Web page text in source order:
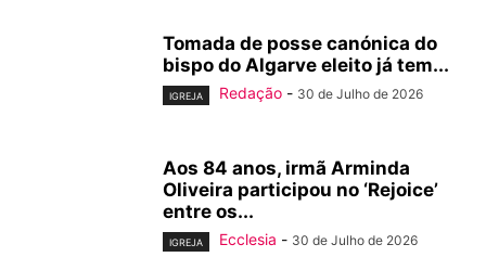
Tomada de posse canónica do
bispo do Algarve eleito já tem...
IGREJA Redação - 30 de Julho de 2026
Aos 84 anos, irmã Arminda
Oliveira participou no ‘Rejoice’
entre os...
IGREJA Ecclesia - 30 de Julho de 2026